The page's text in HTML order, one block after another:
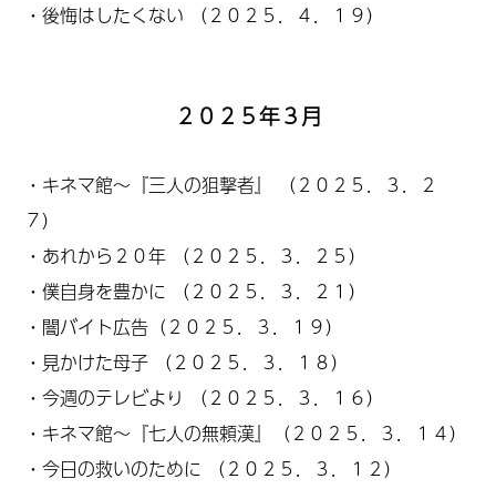
・後悔はしたくない （２０２５．４．１９）
２０２５年３月
・ キネマ館～『三人の狙撃者』
（２０２５．３．２
７）
・ あれから２０年 （２０２５．３．２５）
・僕自身を豊かに （２０２５．３．２１）
・ 闇バイト広告 （２０２５．３．１９）
・ 見かけた母子 （２０２５．３．１８）
・今週のテレビより
（２０２５．３．１６）
・キネマ館～『七人の無頼漢』（２０２５．３．１４）
・今日の救いのために （２０２５．３．１２）